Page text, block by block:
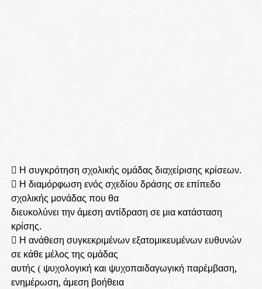
 Η συγκρότηση σχολικής ομάδας διαχείρισης κρίσεων.
 Η διαμόρφωση ενός σχεδίου δράσης σε επίπεδο
σχολικής μονάδας που θα
διευκολύνει την άμεση αντίδραση σε μια κατάσταση
κρίσης.
 Η ανάθεση συγκεκριμένων εξατομικευμένων ευθυνών
σε κάθε μέλος της ομάδας
αυτής ( ψυχολογική και ψυχοπαιδαγωγική παρέμβαση,
ενημέρωση, άμεση βοήθεια